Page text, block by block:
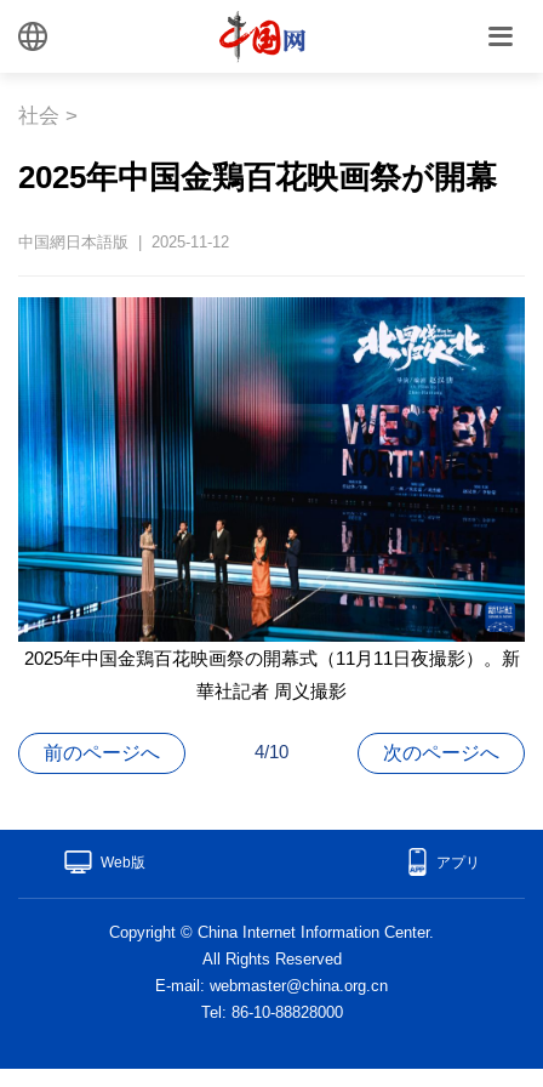
社会 >
2025年中国金鶏百花映画祭が開幕
中国網日本語版 | 2025-11-12
2025年中国金鶏百花映画祭の開幕式（11月11日夜撮影）。新
華社記者 周义撮影
前のページへ 4/10 次のページへ
Web版 アプリ
Copyright © China Internet Information Center.
All Rights Reserved
E-mail: webmaster@china.org.cn
Tel: 86-10-88828000